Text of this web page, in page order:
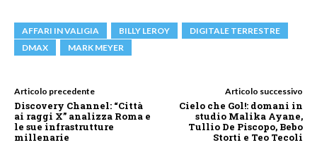
AFFARI IN VALIGIA BILLY LEROY
DIGITALE TERRESTRE
DMAX
MARK MEYER
Articolo precedente
Discovery Channel: “Città
ai raggi X” analizza Roma e
le sue infrastrutture
millenarie
Articolo successivo
Cielo che Gol!: domani in
studio Malika Ayane,
Tullio De Piscopo, Bebo
Storti e Teo Tecoli